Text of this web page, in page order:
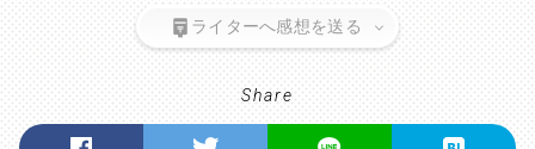
ライターへ感想を送る
Share